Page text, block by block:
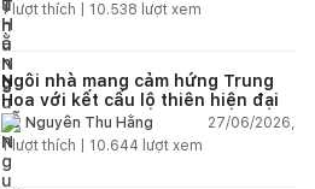
1lượt thích | 10.538 lượt xem
Ngôi nhà mang cảm hứng Trung
Hoa với kết cấu lộ thiên hiện đại
Nguyễn Thu Hằng
27/06/2026,
1lượt thích | 10.644 lượt xem